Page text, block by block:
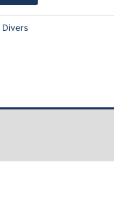
Divers